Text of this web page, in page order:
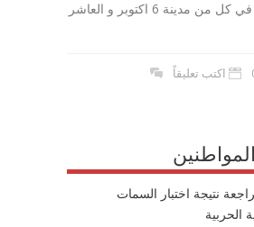
القرعة الصناعية في كل من مدينة 6 اكتوبر و العاشر
اكتب تعليقاً
نتيجة اختبار السمات
الحربية